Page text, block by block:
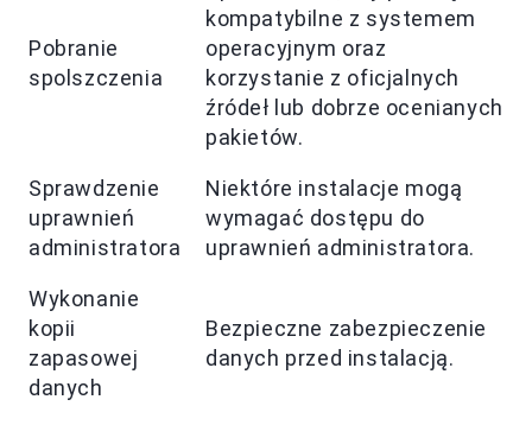
Pobranie
spolszczenia
kompatybilne z systemem
operacyjnym oraz
korzystanie z oficjalnych
źródeł lub dobrze ocenianych
pakietów.
Sprawdzenie
uprawnień
administratora
Niektóre instalacje mogą
wymagać dostępu do
uprawnień administratora.
Wykonanie
kopii
zapasowej
danych
Bezpieczne zabezpieczenie
danych przed instalacją.